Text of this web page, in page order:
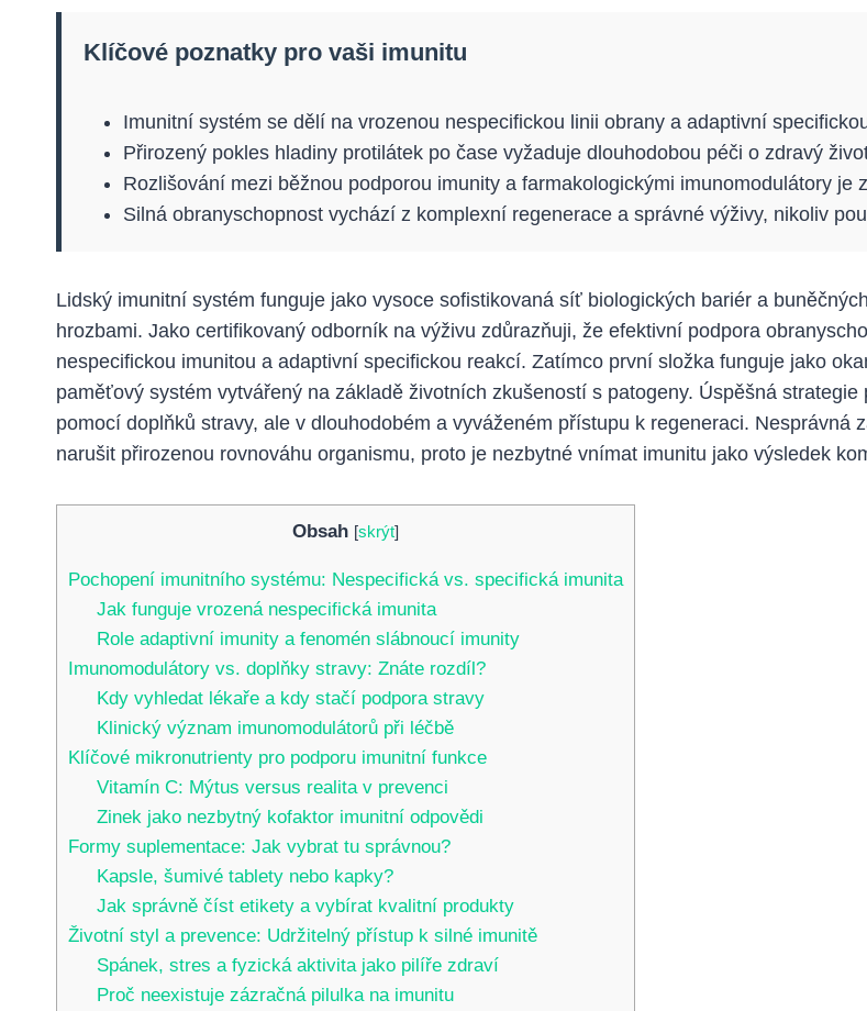
Klíčové poznatky pro vaši imunitu
Imunitní systém se dělí na vrozenou nespecifickou linii obrany a adaptivní
Přirozený pokles hladiny protilátek po čase vyžaduje dlouhodobou péči o zdravý
Rozlišování mezi běžnou podporou imunity a farmakologickými imunomodulátory
Silná obranyschopnost vychází z komplexní regenerace a správné výživy, nikoliv
Lidský imunitní systém funguje jako vysoce sofistikovaná síť biologických bariér a
hrozbami. Jako certifikovaný odborník na výživu zdůrazňuji, že efektivní podpora
nespecifickou imunitou a adaptivní specifickou reakcí. Zatímco první složka funguje jako
paměťový systém vytvářený na základě životních zkušeností s patogeny. Úspěšná
pomocí doplňků stravy, ale v dlouhodobém a vyváženém přístupu k regeneraci.
narušit přirozenou rovnováhu organismu, proto je nezbytné vnímat imunitu jako výsledek
Obsah [skrýt]
Pochopení imunitního systému: Nespecifická vs. specifická imunita
Jak funguje vrozená nespecifická imunita
Role adaptivní imunity a fenomén slábnoucí imunity
Imunomodulátory vs. doplňky stravy: Znáte rozdíl?
Kdy vyhledat lékaře a kdy stačí podpora stravy
Klinický význam imunomodulátorů při léčbě
Klíčové mikronutrienty pro podporu imunitní funkce
Vitamín C: Mýtus versus realita v prevenci
Zinek jako nezbytný kofaktor imunitní odpovědi
Formy suplementace: Jak vybrat tu správnou?
Kapsle, šumivé tablety nebo kapky?
Jak správně číst etikety a vybírat kvalitní produkty
Životní styl a prevence: Udržitelný přístup k silné imunitě
Spánek, stres a fyzická aktivita jako pilíře zdraví
Proč neexistuje zázračná pilulka na imunitu